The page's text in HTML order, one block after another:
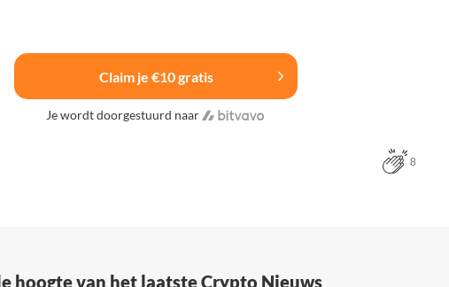
Claim je €10 gratis
Je wordt doorgestuurd naar
8
hoogte van het laatste Crypto Nieuws